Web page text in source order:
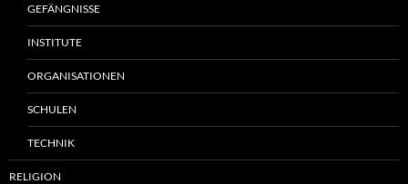
GEFÄNGNISSE
INSTITUTE
ORGANISATIONEN
SCHULEN
TECHNIK
RELIGION